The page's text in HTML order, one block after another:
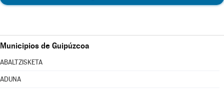
Municipios de Guipúzcoa
ABALTZISKETA
ADUNA